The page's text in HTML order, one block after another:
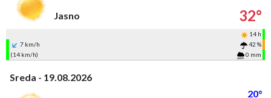
Jasno
32°
14 h
7 km/h
42 %
(14 km/h)
0 mm
Sreda - 19.08.2026
20°